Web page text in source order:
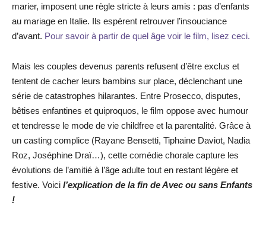
marier, imposent une règle stricte à leurs amis : pas d’enfants
au mariage en Italie. Ils espèrent retrouver l’insouciance
d’avant. Pour savoir à partir de quel âge voir le film, lisez ceci.
Mais les couples devenus parents refusent d’être exclus et
tentent de cacher leurs bambins sur place, déclenchant une
série de catastrophes hilarantes. Entre Prosecco, disputes,
bêtises enfantines et quiproquos, le film oppose avec humour
et tendresse le mode de vie childfree et la parentalité. Grâce à
un casting complice (Rayane Bensetti, Tiphaine Daviot, Nadia
Roz, Joséphine Draï…), cette comédie chorale capture les
évolutions de l’amitié à l’âge adulte tout en restant légère et
festive. Voici l’explication de la fin de Avec ou sans Enfants
!